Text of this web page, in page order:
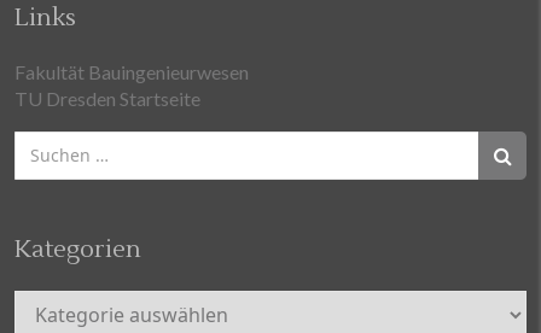
Links
Fakultät Bauingenieurwesen
TU Dresden Startseite
nach:
Kategorien
Kategorien